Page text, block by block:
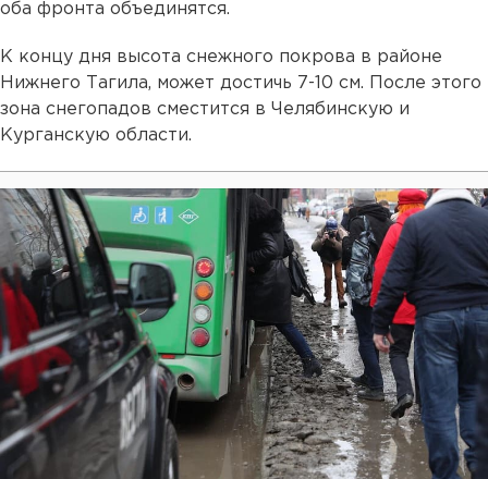
оба фронта объединятся.
К концу дня высота снежного покрова в районе
Нижнего Тагила, может достичь 7-10 см. После этого
зона снегопадов сместится в Челябинскую и
Курганскую области.